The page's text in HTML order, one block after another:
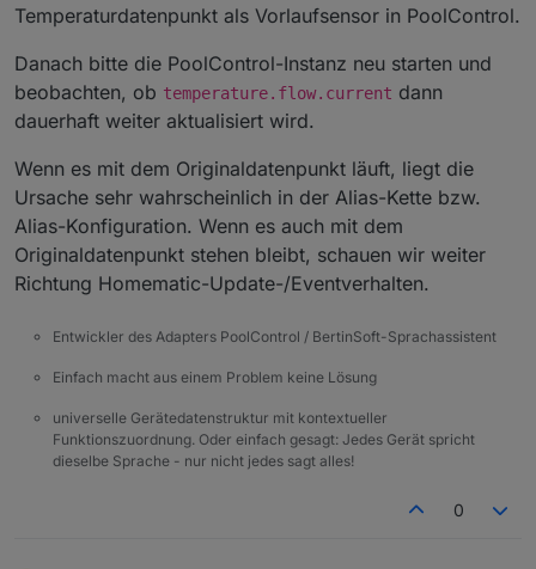
Temperaturdatenpunkt als Vorlaufsensor in PoolControl.
Danach bitte die PoolControl-Instanz neu starten und
beobachten, ob temperature.flow.current dann
dauerhaft weiter aktualisiert wird.
Wenn es mit dem Originaldatenpunkt läuft, liegt die
Ursache sehr wahrscheinlich in der Alias-Kette bzw.
Alias-Konfiguration. Wenn es auch mit dem
Originaldatenpunkt stehen bleibt, schauen wir weiter
Richtung Homematic-Update-/Eventverhalten.
Entwickler des Adapters PoolControl / BertinSoft-Sprachassistent
Einfach macht aus einem Problem keine Lösung
universelle Gerätedatenstruktur mit kontextueller
Funktionszuordnung. Oder einfach gesagt: Jedes Gerät spricht
dieselbe Sprache - nur nicht jedes sagt alles!
0